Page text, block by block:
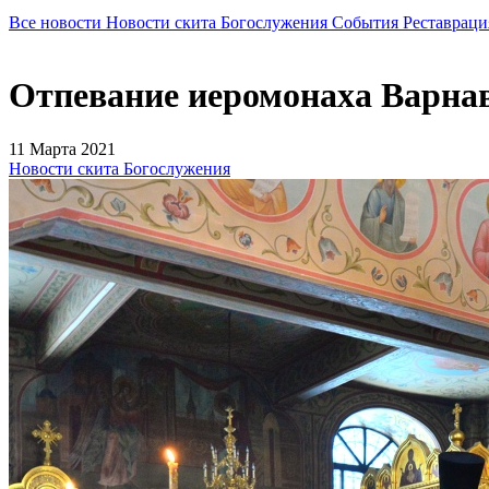
Все новости Новости скита Богослужения События
Отпевание иеромонаха
11 Марта 2021
Новости скита Богослужения